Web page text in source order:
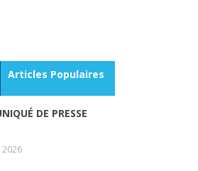
Articles Populaires
DE PRESSE